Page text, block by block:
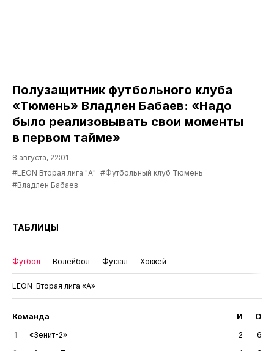
Полузащитник футбольного клуба
«Тюмень» Владлен Бабаев: «Надо
было реализовывать свои моменты
в первом тайме»
8 августа, 22:01
#LEON Вторая лига "А" #Футбольный клуб Тюмень
#Владлен Бабаев
ТАБЛИЦЫ
Футбол Волейбол Футзал Хоккей
LEON-Вторая лига «А»
Команда И О
1 «Зенит-2» 2
6